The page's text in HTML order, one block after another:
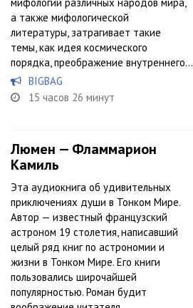
а также мифологической
литературы, затрагивает такие
темы, как идея космического
порядка, преображение внутреннего...
BIGBAG
15 часов 26 минут
Люмен — Фламмарион
Камиль
Эта аудиокнига об удивительных
приключениях души в Тонком Мире.
Автор — известный французский
астроном 19 столетия, написавший
целый ряд книг по астрономии и
жизни в Тонком Мире. Его книги
пользовались широчайшей
популярностью. Роман будит